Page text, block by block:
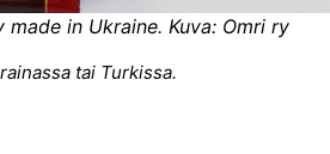
in Ukraine. Kuva: Omri ry
tai Turkissa.